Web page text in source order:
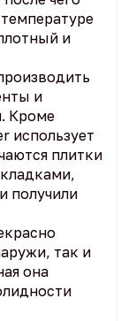
и
и
Кроме
использует
плитки
получили
так и
она